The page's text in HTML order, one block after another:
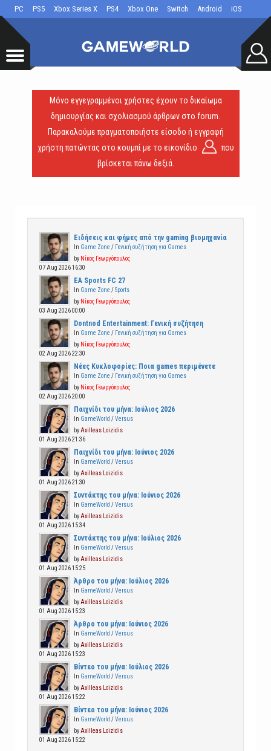
PC PS5 Xbox Series X PS4 Xbox One Switch Android iOS
Μόνο εγγεγραμμένοι χρήστες έχουν το δικαίωμα
δημιουργίας και σχολιασμού άρθρων στο forum.
Παρακαλούμε πραγματοποιήστε είσοδο ή εγγραφή
χρήστη πατώντας στο κουμπί με το εικονίδιο
που
βρίσκεται πάνω δεξιά.
Ειδήσεις και φήμες από την gaming βιομηχανία
In Game Zone / Γενική συζήτηση για Games
by Νίκος Γεωργόπουλος
07 Aug 2026 16:30
EA Sports FC 27
In Game Zone /Sports
by Νίκος Γεωργόπουλος
03 Aug 2026 00:00
Dontnod Entertainment: Γενική συζήτηση
In Game Zone / Γενική συζήτηση για Games
by Νίκος Γεωργόπουλος
02 Aug 2026 22:30
Νέες Κυκλοφορίες: Ποια games περιμένετε
In Game Zone / Γενική συζήτηση για Games
by Νίκος Γεωργόπουλος
02 Aug 2026 20:00
Παιχνίδι του μήνα: Ιούλιος 2026
In GameWorld /Versus
by Axilleas Loizidis
01 Aug 2026 21:36
Παιχνίδι του μήνα: Ιούνιος 2026
In GameWorld /Versus
by Axilleas Loizidis
01 Aug 2026 21:30
Συντάκτης του μήνα: Ιούνιος 2026
In GameWorld /Versus
by Axilleas Loizidis
01 Aug 2026 15:34
Συντάκτης του μήνα: Ιούλιος 2026
In GameWorld /Versus
by Axilleas Loizidis
01 Aug 2026 15:25
Άρθρο του μήνα: Ιούλιος 2026
In GameWorld /Versus
by Axilleas Loizidis
01 Aug 2026 15:23
Άρθρο του μήνα: Ιούνιος 2026
In GameWorld /Versus
by Axilleas Loizidis
01 Aug 2026 15:23
Βίντεο του μήνα: Ιούλιος 2026
In GameWorld /Versus
by Axilleas Loizidis
01 Aug 2026 15:22
Βίντεο του μήνα: Ιούνιος 2026
In GameWorld /Versus
by Axilleas Loizidis
01 Aug 2026 15:22